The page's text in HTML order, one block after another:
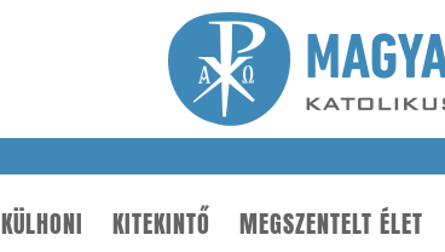
KÜLHONI KITEKINTŐ MEGSZENTELT ÉLET